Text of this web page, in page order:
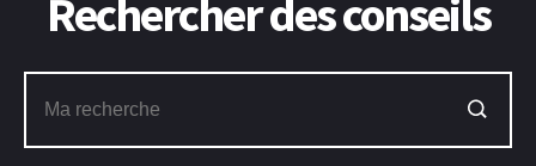
Rechercher des conseils